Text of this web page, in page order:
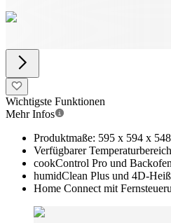
Wichtigste Funktionen
Mehr Infos
Produktmaße: 595 x 594 x
Verfügbarer
cookControl Pro und
humidClean Plus und 4D-
Home Connect mit